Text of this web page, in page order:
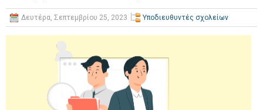
Δευτέρα, Σεπτεμβρίου 25, 2023 Υποδιευθυντές σχολείων